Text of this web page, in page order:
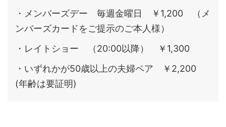
・メンバーズデー 毎週金曜日 ￥1,200 （メ
ンバーズカードをご提示のご本人様）
・レイトショー （20:00以降） ￥1,300
・いずれかが50歳以上の夫婦ペア ￥2,200
(年齢は要証明)